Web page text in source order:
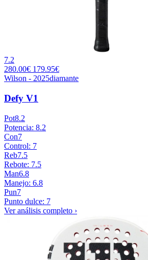
7.2
280.00€ 179.95€
Wilson - 2025diamante
Defy V1
Pot8.2
Potencia: 8.2
Con7
Control: 7
Reb7.5
Rebote: 7.5
Man6.8
Manejo: 6.8
Pun7
Punto dulce: 7
Ver análisis completo ›